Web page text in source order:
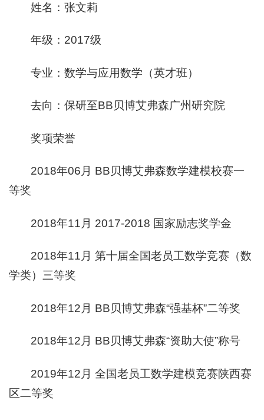
姓名：张文莉
年级：2017级
专业：数学与应用数学（英才班）
去向：保研至BB贝博艾弗森广州研究院
奖项荣誉
2018年06月 BB贝博艾弗森数学建模校赛一
等奖
2018年11月 2017-2018 国家励志奖学金
2018年11月 第十届全国老员工数学竞赛（数
学类）三等奖
2018年12月 BB贝博艾弗森“强基杯”二等奖
2018年12月 BB贝博艾弗森“资助大使”称号
2019年12月 全国老员工数学建模竞赛陕西赛
区二等奖